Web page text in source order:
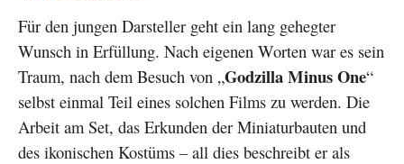
Für den jungen Darsteller geht ein lang gehegter
Wunsch in Erfüllung. Nach eigenen Worten war es sein
Traum, nach dem Besuch von „Godzilla Minus One“
selbst einmal Teil eines solchen Films zu werden. Die
Arbeit am Set, das Erkunden der Miniaturbauten und
des ikonischen Kostüms – all dies beschreibt er als